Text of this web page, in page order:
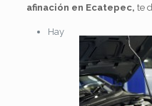
afinación en Ecatepec, te
Hay